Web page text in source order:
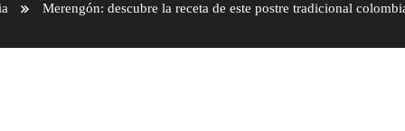
Merengón: descubre la receta de este postre tradicional